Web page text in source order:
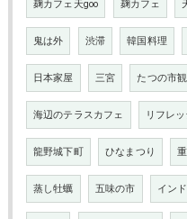
麹カフェ天goo 麹カフェ
鬼は外 渋滞 韓国料理
日本家屋 三宮 たつの市
海辺のテラスカフェ リフレ
龍野城下町 ひなまつり
蒸し牡蠣 五味の市 イン